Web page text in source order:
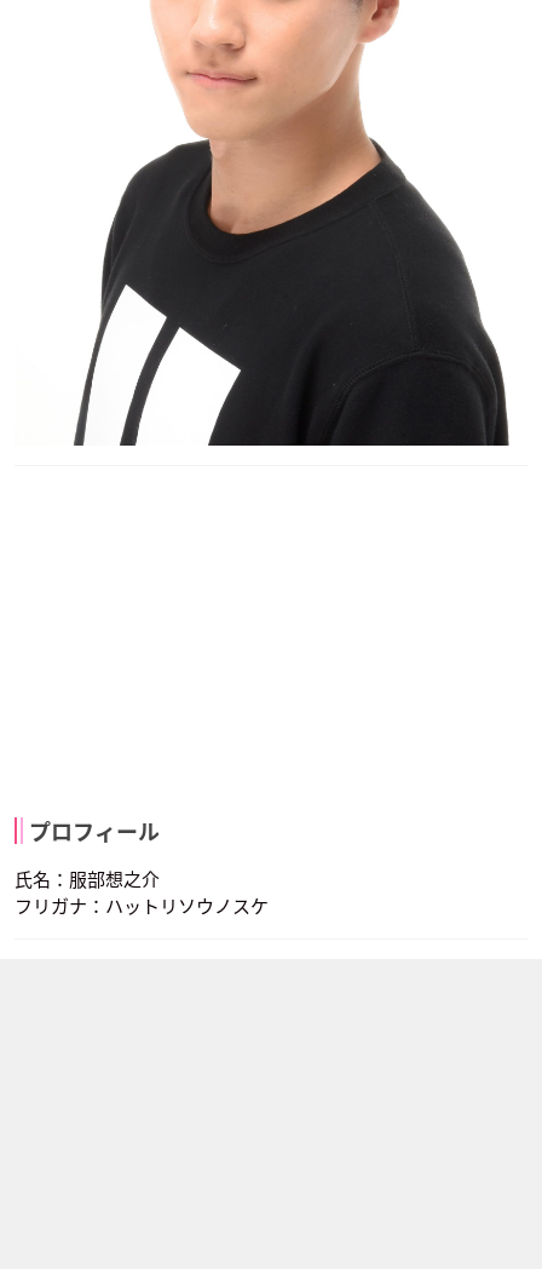
プロフィール
氏名：服部想之介
フリガナ：ハットリソウノスケ